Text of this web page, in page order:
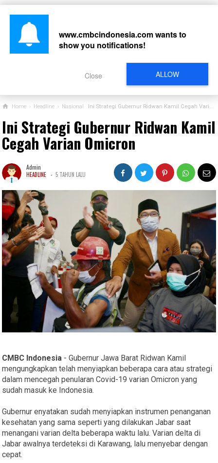
Home › Headline › Nasional Ini Strategi Gubernur Ridwan Kamil Cegah Varian Omicron
Ini Strategi Gubernur Ridwan Kamil
Cegah Varian Omicron
Admin
HEADLINE - 5 TAHUN LALU
CMBC Indonesia - Gubernur Jawa Barat Ridwan Kamil
mengungkapkan telah menyiapkan beberapa cara atau strategi
dalam mencegah penularan Covid-19 varian Omicron yang
sudah masuk ke Indonesia.
Gubernur enyatakan sudah menyiapkan instrumen penanganan
kesehatan yang sama seperti yang dilakukan Jabar saat
menangani varian delta beberapa waktu lalu. Varian delta di
Jabar awalnya terdeteksi di Karawang, lalu menyebar dengan
cepat.
www.cmbcindonesia.comwants to
show you notifications!
ALLOW
Close